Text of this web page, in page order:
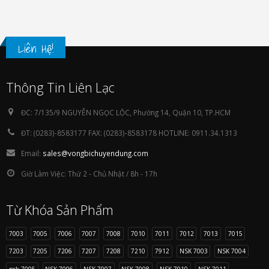
Liên Hệ!
Thông Tin Liên Lạc
ĐC: 7/135/9 NGUYỄN NGỌC LỘC, Phường 14, Quận 10, TP.HCM
ĐT: (0283)-8583177 FAX: (0283)-8583178 HOTLINE: 0911.34.1313
Email: sales@vongbichuyendung.com
Giờ Làm Việc: Thứ 2 - Chủ Nhật / 8h - 17h
Từ Khóa Sản Phẩm
7003 7005 7006 7007 7008 7010 7011 7012 7013 7015
7203 7205 7206 7207 7208 7210 7912 NSK 7003 NSK 7004